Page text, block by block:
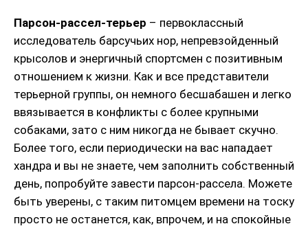
Парсон-рассел-терьер – первоклассный
исследователь барсучьих нор, непревзойденный
крысолов и энергичный спортсмен с позитивным
отношением к жизни. Как и все представители
терьерной группы, он немного бесшабашен и легко
ввязывается в конфликты с более крупными
собаками, зато с ним никогда не бывает скучно.
Более того, если периодически на вас нападает
хандра и вы не знаете, чем заполнить собственный
день, попробуйте завести парсон-рассела. Можете
быть уверены, с таким питомцем времени на тоску
просто не останется, как, впрочем, и на спокойные